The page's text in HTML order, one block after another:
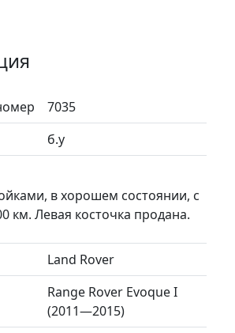
7035
б.у
в хорошем состоянии, с
км. Левая косточка продана.
Land Rover
Range Rover Evoque I
(2011—2015)